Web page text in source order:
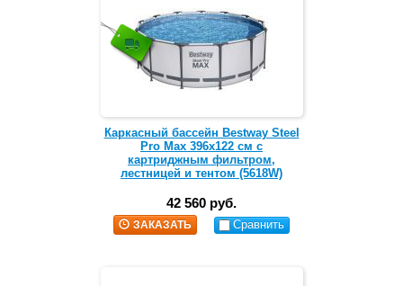
Каркасный бассейн Bestway Steel
Pro Max 396х122 см с
картриджным фильтром,
лестницей и тентом (5618W)
42 560 руб.
ЗАКАЗАТЬ Сравнить